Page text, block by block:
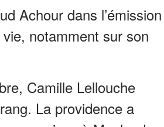
Achour dans l’émission
notamment sur son
Camille Lellouche
La providence a